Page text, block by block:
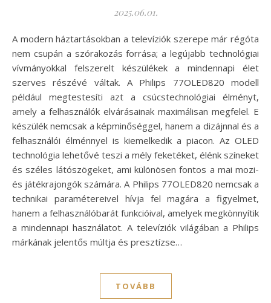
2025.06.01.
A modern háztartásokban a televíziók szerepe már régóta
nem csupán a szórakozás forrása; a legújabb technológiai
vívmányokkal felszerelt készülékek a mindennapi élet
szerves részévé váltak. A Philips 77OLED820 modell
például megtestesíti azt a csúcstechnológiai élményt,
amely a felhasználók elvárásainak maximálisan megfelel. E
készülék nemcsak a képminőséggel, hanem a dizájnnal és a
felhasználói élménnyel is kiemelkedik a piacon. Az OLED
technológia lehetővé teszi a mély feketéket, élénk színeket
és széles látószögeket, ami különösen fontos a mai mozi-
és játékrajongók számára. A Philips 77OLED820 nemcsak a
technikai paramétereivel hívja fel magára a figyelmet,
hanem a felhasználóbarát funkcióival, amelyek megkönnyítik
a mindennapi használatot. A televíziók világában a Philips
márkának jelentős múltja és presztízse…
TOVÁBB